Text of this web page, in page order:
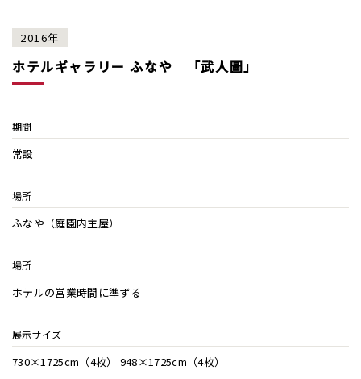
2016年
ホテルギャラリー ふなや 「武人圖」
期間
常設
場所
ふなや（庭園内主屋）
場所
ホテルの営業時間に準ずる
展示サイズ
730×1725cm（4枚） 948×1725cm（4枚）